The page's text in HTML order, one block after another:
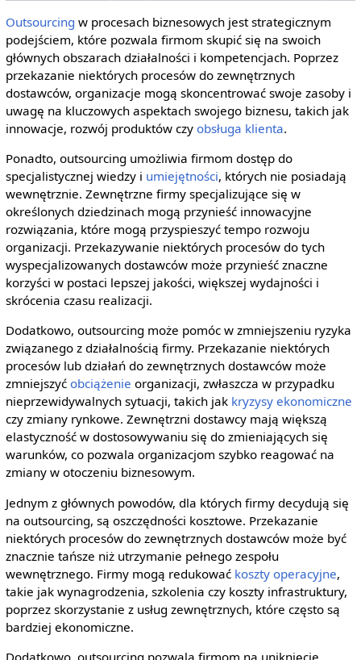
Outsourcing w procesach biznesowych jest strategicznym
podejściem, które pozwala firmom skupić się na swoich
głównych obszarach działalności i kompetencjach. Poprzez
przekazanie niektórych procesów do zewnętrznych
dostawców, organizacje mogą skoncentrować swoje zasoby i
uwagę na kluczowych aspektach swojego biznesu, takich jak
innowacje, rozwój produktów czy obsługa klienta.
Ponadto, outsourcing umożliwia firmom dostęp do
specjalistycznej wiedzy i umiejętności, których nie posiadają
wewnętrznie. Zewnętrzne firmy specjalizujące się w
określonych dziedzinach mogą przynieść innowacyjne
rozwiązania, które mogą przyspieszyć tempo rozwoju
organizacji. Przekazywanie niektórych procesów do tych
wyspecjalizowanych dostawców może przynieść znaczne
korzyści w postaci lepszej jakości, większej wydajności i
skrócenia czasu realizacji.
Dodatkowo, outsourcing może pomóc w zmniejszeniu ryzyka
związanego z działalnością firmy. Przekazanie niektórych
procesów lub działań do zewnętrznych dostawców może
zmniejszyć obciążenie organizacji, zwłaszcza w przypadku
nieprzewidywalnych sytuacji, takich jak kryzysy ekonomiczne
czy zmiany rynkowe. Zewnętrzni dostawcy mają większą
elastyczność w dostosowywaniu się do zmieniających się
warunków, co pozwala organizacjom szybko reagować na
zmiany w otoczeniu biznesowym.
Jednym z głównych powodów, dla których firmy decydują się
na outsourcing, są oszczędności kosztowe. Przekazanie
niektórych procesów do zewnętrznych dostawców może być
znacznie tańsze niż utrzymanie pełnego zespołu
wewnętrznego. Firmy mogą redukować koszty operacyjne,
takie jak wynagrodzenia, szkolenia czy koszty infrastruktury,
poprzez skorzystanie z usług zewnętrznych, które często są
bardziej ekonomiczne.
Dodatkowo, outsourcing pozwala firmom na uniknięcie